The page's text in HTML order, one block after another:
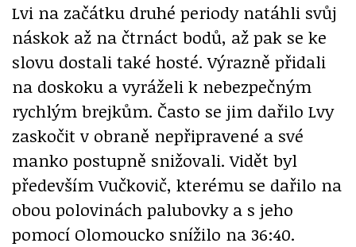
Lvi na začátku druhé periody natáhli svůj
náskok až na čtrnáct bodů, až pak se ke
slovu dostali také hosté. Výrazně přidali
na doskoku a vyráželi k nebezpečným
rychlým brejkům. Často se jim dařilo Lvy
zaskočit v obraně nepřipravené a své
manko postupně snižovali. Vidět byl
především Vučkovič, kterému se dařilo na
obou polovinách palubovky a s jeho
pomocí Olomoucko snížilo na 36:40.